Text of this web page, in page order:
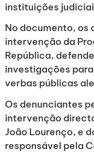
instituições
No documento, os
intervenção da
República,
investigações
verbas públicas
Os denunciantes
intervenção
João Lourenço, e
responsável pela